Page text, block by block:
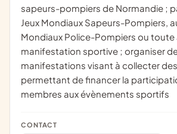
sapeurs-pompiers de Normandie ;
Jeux Mondiaux Sapeurs-Pompiers,
Mondiaux Police-Pompiers ou toute
manifestation sportive ; organiser
manifestations visant à collecter
permettant de financer la
membres aux évènements sportifs
CONTACT